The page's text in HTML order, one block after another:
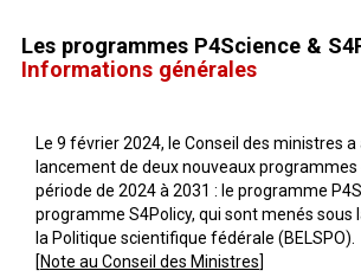
Les programmes P4Science &
Informations générales
Le 9 février 2024, le Conseil des ministres
lancement de deux nouveaux programmes
période de 2024 à 2031 : le programme
programme S4Policy, qui sont menés sous
la Politique scientifique fédérale (BELSPO).
[Note au Conseil des Ministres]